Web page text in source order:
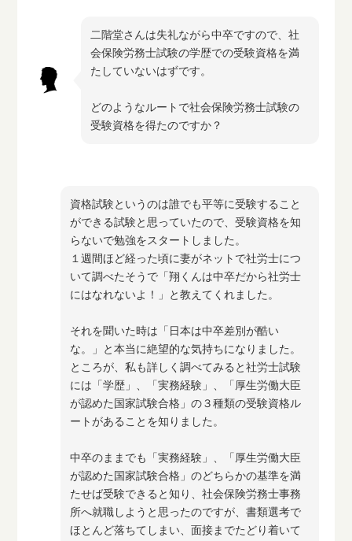
二階堂さんは失礼ながら中卒ですので、社
会保険労務士試験の学歴での受験資格を満
たしていないはずです。
どのようなルートで社会保険労務士試験の
受験資格を得たのですか？
資格試験というのは誰でも平等に受験すること
ができる試験と思っていたので、受験資格を知
らないで勉強をスタートしました。
１週間ほど経った頃に妻がネットで社労士につ
いて調べたそうで「翔くんは中卒だから社労士
にはなれないよ！」と教えてくれました。
それを聞いた時は「日本は中卒差別が酷い
な。」と本当に絶望的な気持ちになりました。
ところが、私も詳しく調べてみると社労士試験
には「学歴」、「実務経験」、「厚生労働大臣
が認めた国家試験合格」の３種類の受験資格ル
ートがあることを知りました。
中卒のままでも「実務経験」、「厚生労働大臣
が認めた国家試験合格」のどちらかの基準を満
たせば受験できると知り、社会保険労務士事務
所へ就職しようと思ったのですが、書類選考で
ほとんど落ちてしまい、面接までたどり着いて